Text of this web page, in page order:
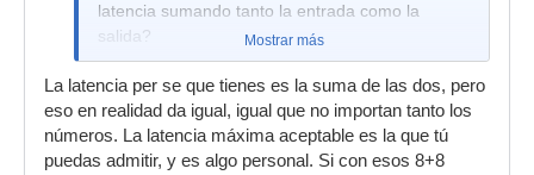
latencia sumando tanto la entrada como la
salida?
aceptable, y para tocar en vivo tambien cual
seria la latencia aceptable?
Mostrar más
La latencia per se que tienes es la suma de las dos, pero
eso en realidad da igual, igual que no importan tanto los
números. La latencia máxima aceptable es la que tú
puedas admitir, y es algo personal. Si con esos 8+8